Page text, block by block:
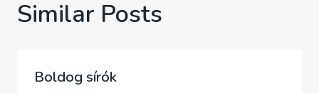
Similar Posts
Boldog sírók